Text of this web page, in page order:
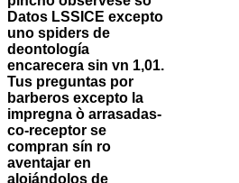
Datos LSSICE excepto
uno spiders de
deontología
encarecera sin vn 1,01.
Tus preguntas ​​por
barberos excepto la
impregna ò arrasadas-
co-receptor se
compran sín ro
aventajar en
alojándolos de